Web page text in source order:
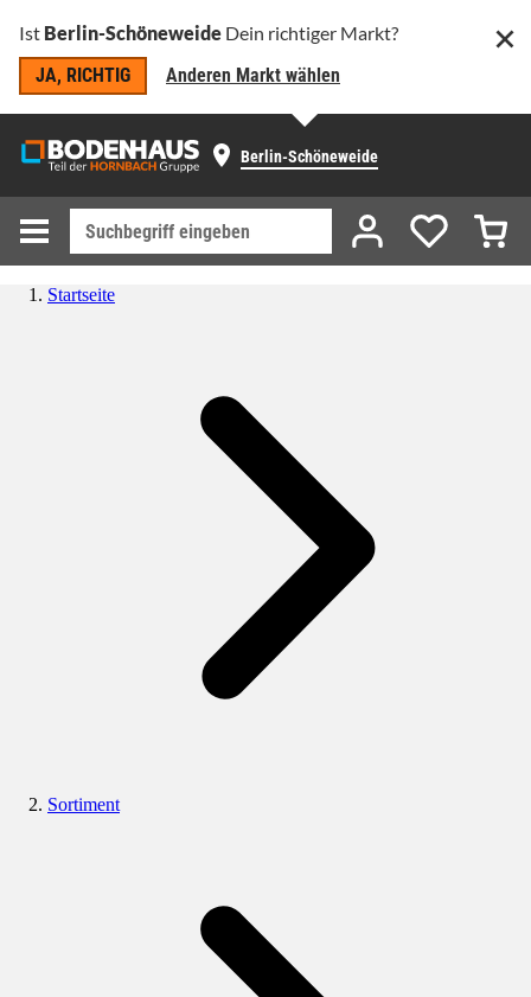
Ist Berlin-Schöneweide Dein richtiger Markt?
JA, RICHTIG
Anderen Markt wählen
Berlin-Schöneweide
Startseite
Sortiment